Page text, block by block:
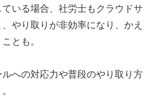
いる場合、社労士もクラウドサ
やり取りが非効率になり、かえ
とも。
への対応力や普段のやり取り方